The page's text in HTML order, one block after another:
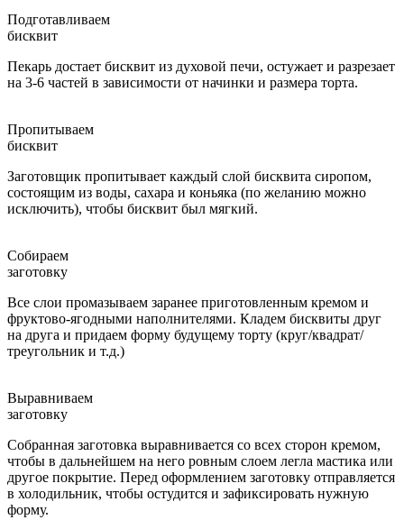
Подготавливаем
бисквит
Пекарь достает бисквит из духовой печи, остужает и разрезает
на 3-6 частей в зависимости от начинки и размера торта.
Пропитываем
бисквит
Заготовщик пропитывает каждый слой бисквита сиропом,
состоящим из воды, сахара и коньяка (по желанию можно
исключить), чтобы бисквит был мягкий.
Собираем
заготовку
Все слои промазываем заранее приготовленным кремом и
фруктово-ягодными наполнителями. Кладем бисквиты друг
на друга и придаем форму будущему торту (круг/квадрат/
треугольник и т.д.)
Выравниваем
заготовку
Собранная заготовка выравнивается со всех сторон кремом,
чтобы в дальнейшем на него ровным слоем легла мастика или
другое покрытие. Перед оформлением заготовку отправляется
в холодильник, чтобы остудится и зафиксировать нужную
форму.